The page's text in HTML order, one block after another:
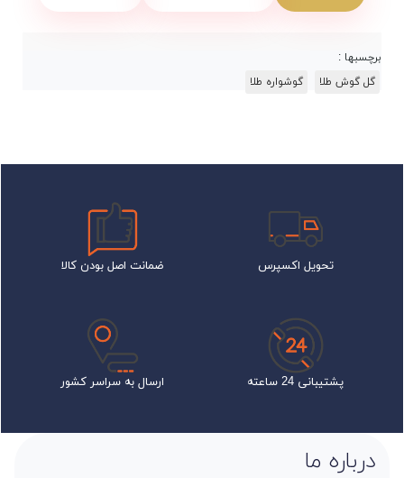
برچسبها :
گل گوش طلا
گوشواره طلا
تحویل اکسپرس ضمانت اصل بودن کالا
پشتیبانی 24 ساعته ارسال به سراسر کشور
درباره ما